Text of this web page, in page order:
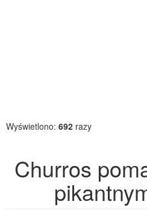
Wyświetlono: 692 razy
Churros